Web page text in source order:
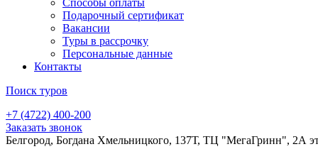
Подарочный сертификат
Вакансии
Туры в рассрочку
Персональные данные
Контакты
Поиск туров
+7 (4722) 400-200
Заказать звонок
Белгород, Богдана Хмельницкого, 137Т, ТЦ "МегаГринн", 2А